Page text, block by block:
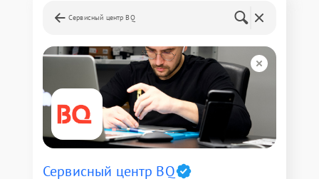
Сервисный центр BQ
Сервисный центр BQ